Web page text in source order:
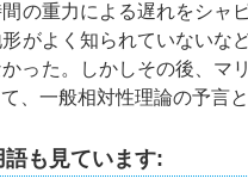
の重力による遅れをシャ
がよく知られていないな
った。しかしその後、マ
、一般相対性理論の予言
も見ています: